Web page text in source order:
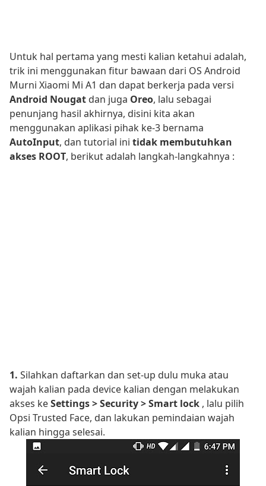
Untuk hal pertama yang mesti kalian ketahui adalah,
trik ini menggunakan fitur bawaan dari OS Android
Murni Xiaomi Mi A1 dan dapat berkerja pada versi
Android Nougat dan juga Oreo, lalu sebagai
penunjang hasil akhirnya, disini kita akan
menggunakan aplikasi pihak ke-3 bernama
AutoInput, dan tutorial ini tidak membutuhkan
akses ROOT, berikut adalah langkah-langkahnya :
1. Silahkan daftarkan dan set-up dulu muka atau
wajah kalian pada device kalian dengan melakukan
akses keSettings > Security > Smart lock , lalu pilih
Opsi Trusted Face, dan lakukan pemindaian wajah
kalian hingga selesai.